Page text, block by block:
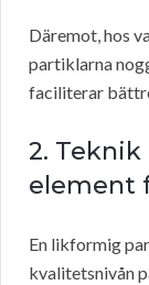
Däremot, hos
partiklarna
faciliterar
2.
element
En likformig
kvalitetsnivån